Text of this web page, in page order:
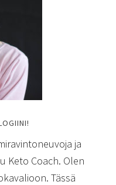
ja
Keto Coach. Olen
Tässä